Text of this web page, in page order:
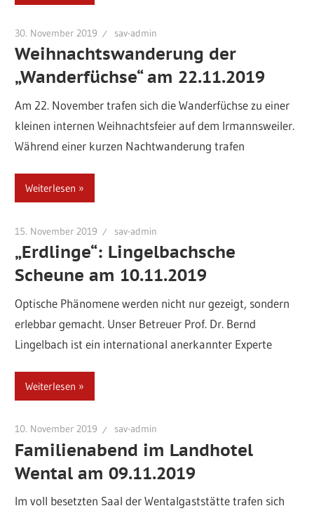
30. November 2019 sav-admin
Weihnachtswanderung der
„Wanderfüchse“ am 22.11.2019
Am 22. November trafen sich die Wanderfüchse zu einer
kleinen internen Weihnachtsfeier auf dem Irmannsweiler.
Während einer kurzen Nachtwanderung trafen
Weiterlesen
15. November 2019 sav-admin
„Erdlinge“: Lingelbachsche
Scheune am 10.11.2019
Optische Phänomene werden nicht nur gezeigt, sondern
erlebbar gemacht. Unser Betreuer Prof. Dr. Bernd
Lingelbach ist ein international anerkannter Experte
Weiterlesen
10. November 2019 sav-admin
Familienabend im Landhotel
Wental am 09.11.2019
Im voll besetzten Saal der Wentalgaststätte trafen sich